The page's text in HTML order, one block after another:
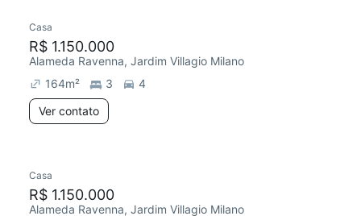
Casa
R$ 1.150.000
Alameda Ravenna, Jardim Villagio Milano
164m² 3
4
Ver contato
Casa
R$ 1.150.000
Alameda Ravenna, Jardim Villagio Milano